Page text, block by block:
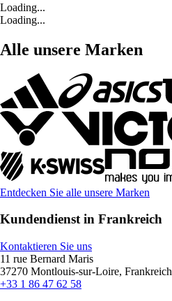
Loading...
Loading...
Alle unsere Marken
Entdecken Sie alle unsere Marken
Kundendienst in Frankreich
Kontaktieren Sie uns
11 rue Bernard Maris
37270 Montlouis-sur-Loire, Frankreich
+33 1 86 47 62 58